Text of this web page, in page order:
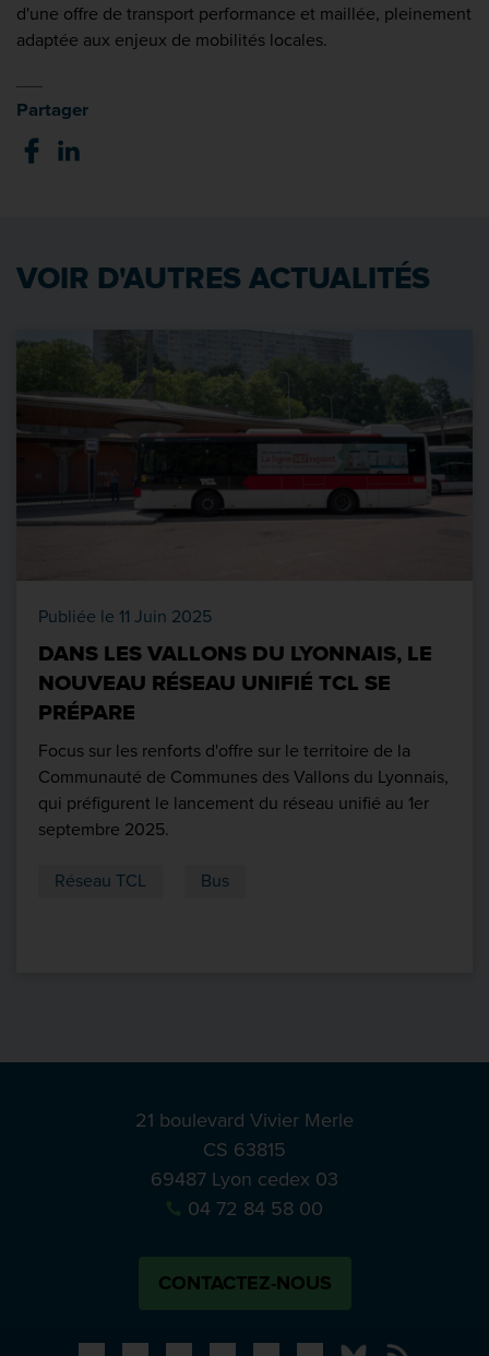
d'une offre de transport performance et maillée, pleinement
adaptée aux enjeux de mobilités locales.
Partager
VOIR D'AUTRES ACTUALITÉS
Publiée le 11 Juin 2025
DANS LES VALLONS DU LYONNAIS, LE
NOUVEAU RÉSEAU UNIFIÉ TCL SE
PRÉPARE
Focus sur les renforts d'offre sur le territoire de la
Communauté de Communes des Vallons du Lyonnais,
qui préfigurent le lancement du réseau unifié au 1er
septembre 2025.
Réseau TCL Bus
21 boulevard Vivier Merle
CS 63815
69487 Lyon cedex 03
04 72 84 58 00
CONTACTEZ-NOUS